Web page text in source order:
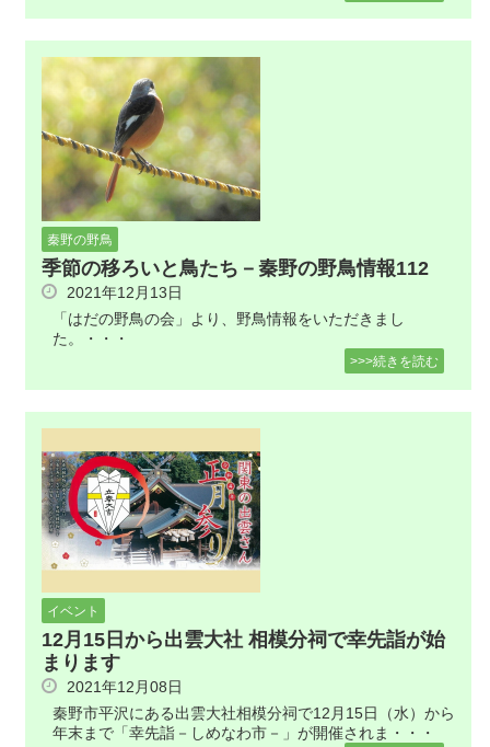
秦野の野鳥
季節の移ろいと鳥たち－秦野の野鳥情報112
2021年12月13日
「はだの野鳥の会」より、野鳥情報をいただきまし
た。・・・
>>>続きを読む
イベント
12月15日から出雲大社 相模分祠で幸先詣が始
まります
2021年12月08日
秦野市平沢にある出雲大社相模分祠で12月15日（水）から
年末まで「幸先詣－しめなわ市－」が開催されま・・・